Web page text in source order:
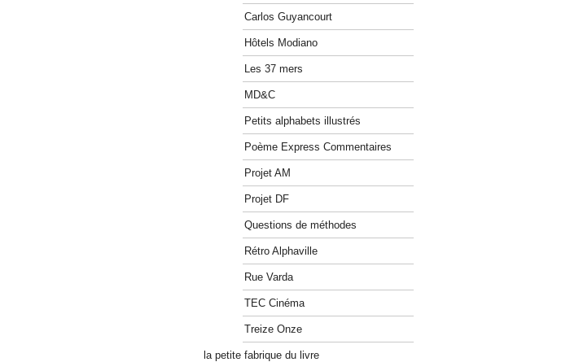
Carlos Guyancourt
Hôtels Modiano
Les 37 mers
MD&C
Petits alphabets illustrés
Poème Express Commentaires
Projet AM
Projet DF
Questions de méthodes
Rétro Alphaville
Rue Varda
TEC Cinéma
Treize Onze
la petite fabrique du livre